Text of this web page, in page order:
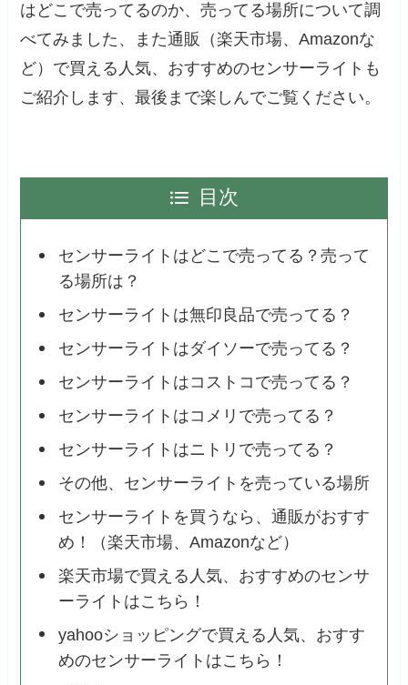
はどこで売ってるのか、売ってる場所について調
べてみました、また通販（楽天市場、Amazonな
ど）で買える人気、おすすめのセンサーライトも
ご紹介します、最後まで楽しんでご覧ください。
目次
センサーライトはどこで売ってる？売って
る場所は？
センサーライトは無印良品で売ってる？
センサーライトはダイソーで売ってる？
センサーライトはコストコで売ってる？
センサーライトはコメリで売ってる？
センサーライトはニトリで売ってる？
その他、センサーライトを売っている場所
センサーライトを買うなら、通販がおすす
め！（楽天市場、Amazonなど）
楽天市場で買える人気、おすすめのセンサ
ーライトはこちら！
yahooショッピングで買える人気、おすす
めのセンサーライトはこちら！